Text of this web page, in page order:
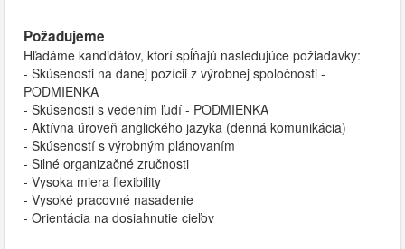
Požadujeme
Hľadáme kandidátov, ktorí spĺňajú nasledujúce požiadavky:
- Skúsenosti na danej pozícii z výrobnej spoločnosti -
PODMIENKA
- Skúsenosti s vedením ľudí - PODMIENKA
- Aktívna úroveň anglického jazyka (denná komunikácia)
- Skúseností s výrobným plánovaním
- Silné organizačné zručnosti
- Vysoka miera flexibility
- Vysoké pracovné nasadenie
- Orientácia na dosiahnutie cieľov